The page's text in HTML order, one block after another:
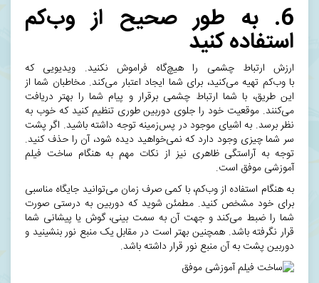
6. به طور صحیح از وب‌کم
استفاده کنید
ارزش ارتباط چشمی را هیچ‌گاه فراموش نکنید. ویدیویی که
باوب‌کم تهیه می‌کنید، برای شما ایجاد اعتبار می‌کند. مخاطبان شما از
این طریق، با شما ارتباط چشمی برقرار و پیام شما را بهتر دریافت
می‌کنند. موقعیت خود را جلوی دوربین طوری تنظیم کنید که خوب به
نظر برسد. به اشیای موجود در پس‌زمینه توجه داشته باشید. اگر پشت
سر شما چیزی وجود دارد که نمی‌خواهید دیده شود، آن را حذف کنید.
توجه به آراستگی ظاهری نیز از نکات مهم به هنگام ساخت فیلم
آموزشی موفق است.
به هنگام استفاده از وب‌کم، با کمی صرف زمان می‌توانید جایگاه مناسبی
برای خود مشخص کنید. مطمئن شوید که دوربین به درستی صورت
شما را ضبط می‌کند و جهت آن به سمت بینی، گوش یا پیشانی شما
قرار نگرفته باشد. همچنین بهتر است در مقابل یک منبع نور بنشینید و
دوربین پشت به آن منبع نور قرار داشته باشد.